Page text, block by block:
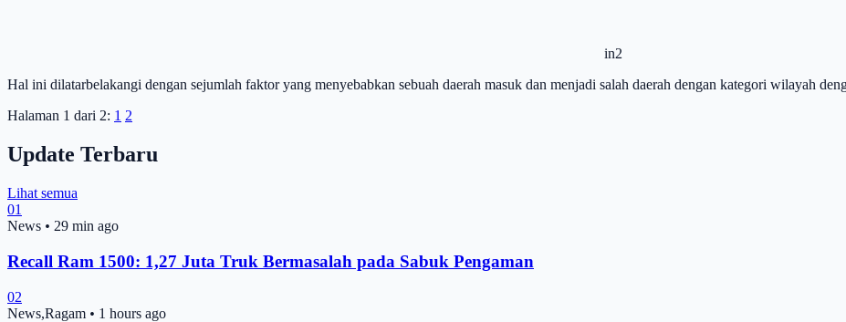
in2
Hal ini dilatarbelakangi dengan sejumlah faktor yang menyebabkan sebuah daerah masuk dan menjadi salah daerah dengan kategori wilayah
Halaman 1 dari 2: 1 2
Update Terbaru
Lihat semua
01
News • 29 min ago
Recall Ram 1500: 1,27 Juta Truk Bermasalah pada Sabuk Pengaman
02
News,Ragam • 1 hours ago